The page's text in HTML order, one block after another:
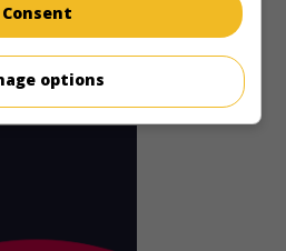
Consent
options